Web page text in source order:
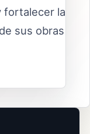
fortalecer la
sus obras